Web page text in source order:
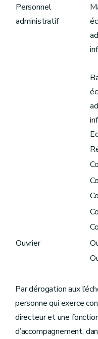
Personnel
administratif
Ouvrier
Par dérogation aux
personne qui exerce
directeur et une
d’accompagnement,